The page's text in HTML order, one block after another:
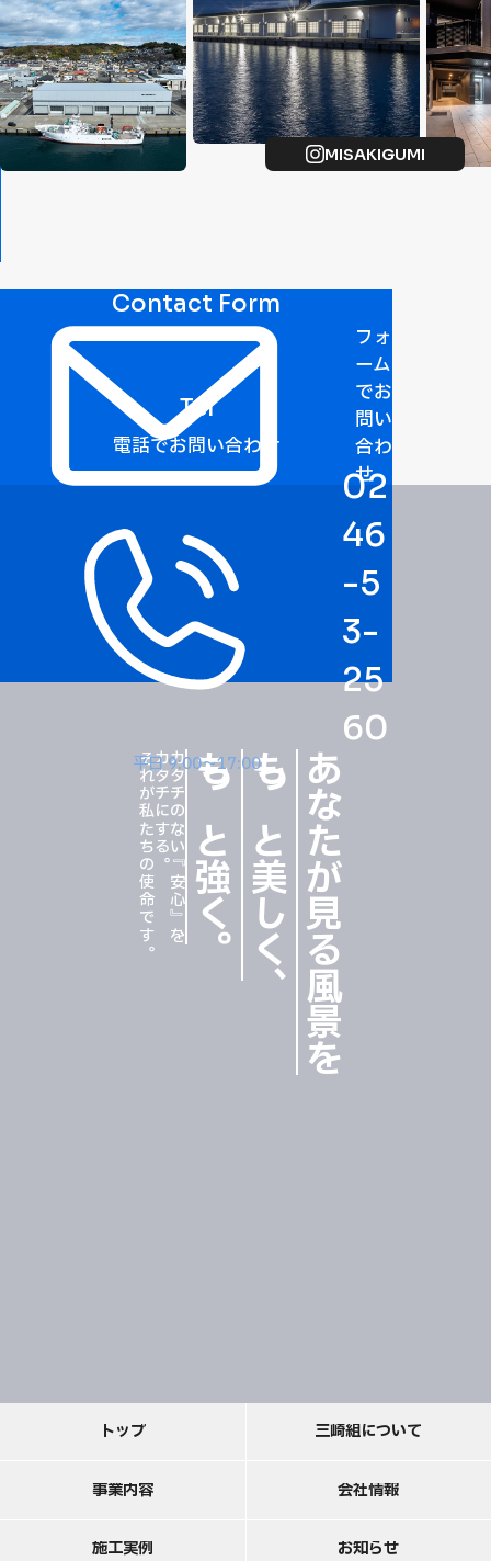
MISAKIGUMI
Contact Form
フォ
ーム
でお
問い
合わ
せ
Tel
電話でお問い合わせ
02
46
-5
3-
25
60
平日 9:00〜17:00 あなたが見る風景を
もっと美しく
、
もっと強く
。
カタチのない『安心』を、
カタチにする。
それが私たちの使命です。
トップ 三崎組について
事業内容 会社情報
施工実例 お知らせ